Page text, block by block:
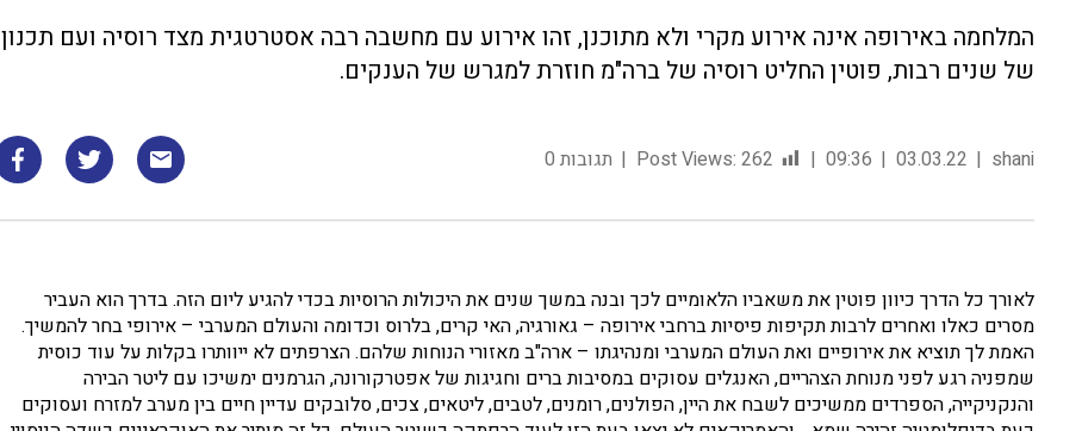
המלחמה באירופה אינה אירוע מקרי ולא מתוכנן, זהו אירוע עם מחשבה רבה אסטרטגית מצד רוסיה ועם תכנון
של שנים רבות, פוטין החליט רוסיה של ברה"מ חוזרת למגרש של הענקים.
shani
03.03.22
09:36
Post Views: 262 תגובות 0
לאורך כל הדרך כיוון פוטין את משאביו הלאומיים לכך ובנה במשך שנים את היכולות הרוסיות בכדי להגיע ליום הזה. בדרך הוא העביר
מסרים כאלו ואחרים לרבות תקיפות פיסיות ברחבי אירופה – גאורגיה, האי קרים, בלרוס וכדומה והעולם המערבי – אירופי בחר להמשיך.
האמת לך תוציא את אירופיים ואת העולם המערבי ומנהיגתו – ארה"ב מאזורי הנוחות שלהם. הצרפתים לא ייוותרו בקלות על עוד כוסית
שמפניה רגע לפני מנוחת הצהריים, האנגלים עסוקים במסיבות ברים וחגיגות של אפטרקורונה, הגרמנים ימשיכו עם ליטר הבירה
והנקניקייה, הספרדים ממשיכים לשבח את היין, הפולנים, רומנים, לטבים, ליטאים, צכים, סלובקים עדיין חיים בין מערב למזרח ועסוקים